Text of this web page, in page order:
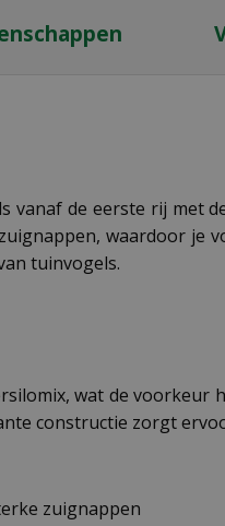
vanaf de eerste rij met
waardoor je
tuinvogels.
wat de
constructie zorgt
zuignappen